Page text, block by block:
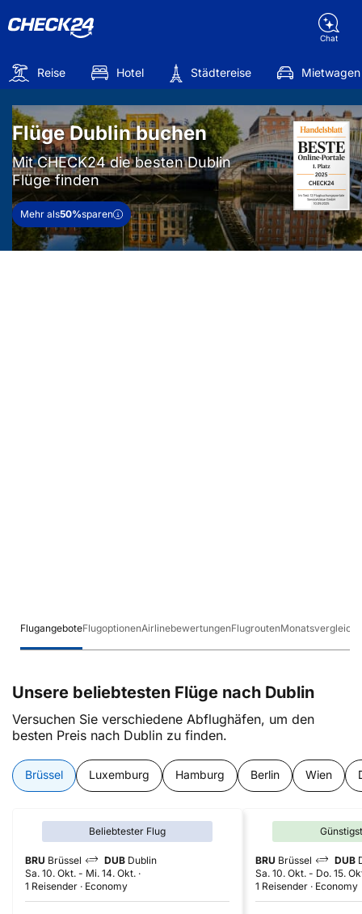
Chat
Reise Hotel Städtereise Mietwagen
Flüge Dublin buchen
Mit CHECK24 die besten Dublin
Flüge finden
Mehr als50%sparen
FlugangeboteFlugoptionenAirlinebewertungenFlugroutenMonatsvergleich
Unsere beliebtesten Flüge nach Dublin
Versuchen Sie verschiedene Abflughäfen, um den
besten Preis nach Dublin zu finden.
Brüssel Luxemburg Hamburg Berlin Wien
Beliebtester Flug
BRU Brüssel DUB Dublin
Sa. 10. Okt. - Mi. 14. Okt.
1 Reisender
Economy
BRU Brüssel DUB
Sa. 10. Okt. - Do. 15.
1 Reisender
Economy